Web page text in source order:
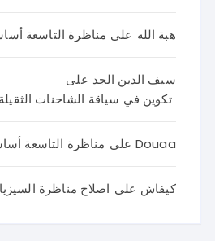
هبة الله على مناظرة التاسعة أساسي 2023
سيف الدين الجد على
تكوين في سياقة الشاحنات
Douaa على مناظرة التاسعة أساسي 2023
كيفاش على اصلاح مناظرة السيزيام 2021